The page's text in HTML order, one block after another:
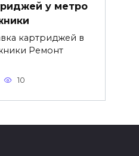
у метро
картриджей в
Ремонт
10